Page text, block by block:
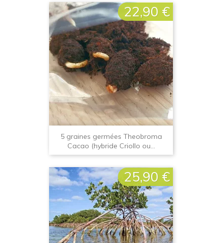
5 graines germées Theobroma
Cacao (hybride Criollo ou...
Prix
22,90 €
Prix
25,90 €